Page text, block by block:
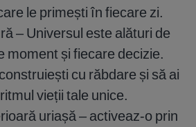
le primești în fiecare zi.
– Universul este alături de
moment și fiecare decizie.
cu răbdare și să ai
vieții tale unice.
uriașă – activeaz-o prin